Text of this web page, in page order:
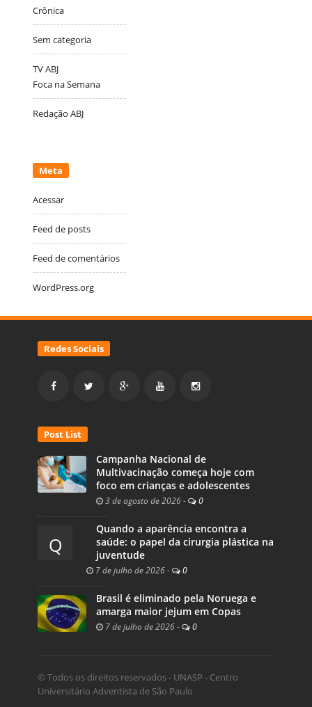
Crônica
Sem categoria
TV ABJ
Foca na Semana
Redação ABJ
Meta
Acessar
Feed de posts
Feed de comentários
WordPress.org
Redes Sociais
Post List
Campanha Nacional de
Multivacinação começa hoje com
foco em crianças e adolescentes
3 de agosto de 2026 - 0
Q
Quando a aparência encontra a
saúde: o papel da cirurgia plástica na
juventude
7 de julho de 2026 - 0
Brasil é eliminado pela Noruega e
amarga maior jejum em Copas
7 de julho de 2026 - 0
© Todos os direitos reservados - UNASP - Centro
Universitário Adventista de São Paulo